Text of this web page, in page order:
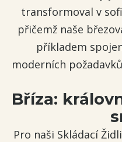
transformoval v
přičemž naše
příkladem
moderních
Bříza:
Pro naši Skládací